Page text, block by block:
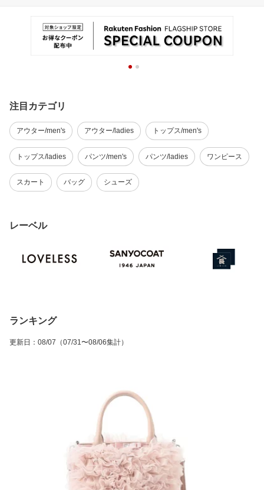
注目カテゴリ
アウター/men's アウター/ladies トップス/men's
トップス/ladies パンツ/men's パンツ/ladies ワンピース
スカート バッグ シューズ
レーベル
ランキング
更新日 ： 08/07 （07/31〜08/06集計）